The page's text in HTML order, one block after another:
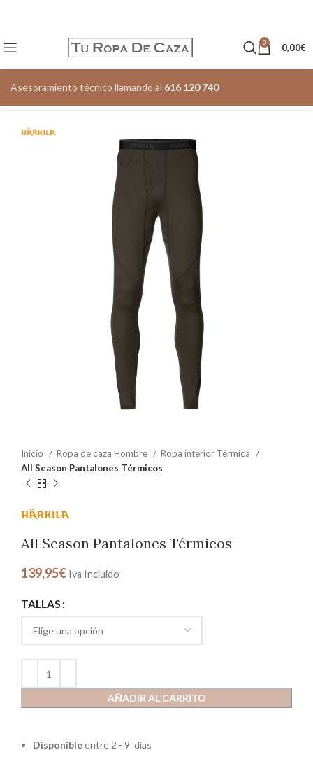
0 0,00€
Asesoramiento técnico llamando al 616 120 740
Inicio Ropa de caza Hombre
Ropa interior Térmica
All Season Pantalones Térmicos
All Season Pantalones Térmicos
139,95€ Iva Incluido
TALLAS
AÑADIR AL CARRITO
Disponibleentre 2 - 9 días